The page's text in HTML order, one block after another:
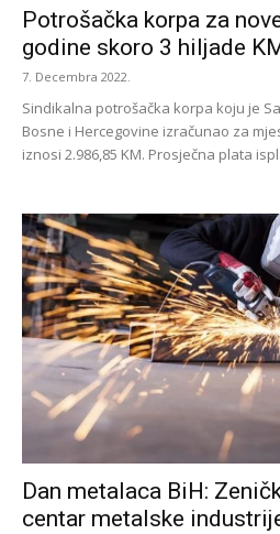
Potrošačka korpa za
godine skoro 3 hiljade
7. Decembra 2022.
Sindikalna potrošačka korpa koju je
Bosne i Hercegovine izračunao za
iznosi 2.986,85 KM. Prosječna plata
Dan metalaca BiH:
centar metalske